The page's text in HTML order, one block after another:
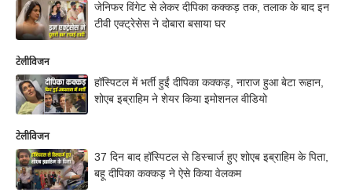
जेनिफर विंगेट से लेकर दीपिका कक्कड़ तक, तलाक के बाद इन
टीवी एक्ट्रेसेस ने दोबारा बसाया घर
टेलीविजन
हॉस्पिटल में भर्ती हुईं दीपिका कक्कड़, नाराज हुआ बेटा रूहान,
शोएब इब्राहिम ने शेयर किया इमोशनल वीडियो
टेलीविजन
37 दिन बाद हॉस्पिटल से डिस्चार्ज हुए शोएब इब्राहिम के पिता,
बहू दीपिका कक्कड़ ने ऐसे किया वेलकम